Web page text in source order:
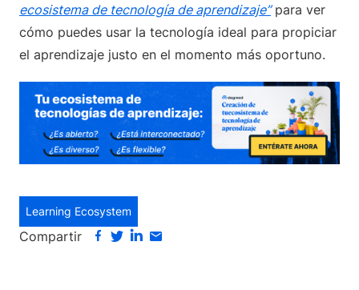
ecosistema de tecnología de aprendizaje”para ver
cómo puedes usar la tecnología ideal para propiciar
el aprendizaje justo en el momento más oportuno.
Learning Ecosystem
Compartir